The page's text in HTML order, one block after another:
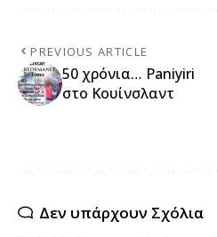
PREVIOUS ARTICLE
50 χρόνια… Paniyiri
στο Κουίνσλαντ
Δεν υπάρχουν Σχόλια